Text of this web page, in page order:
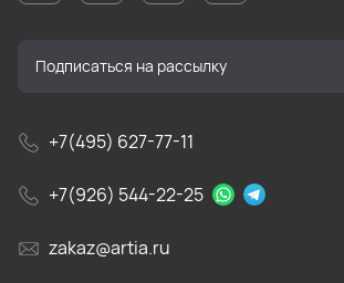
+7(495) 627-77-11
+7(926) 544-22-25
zakaz@artia.ru